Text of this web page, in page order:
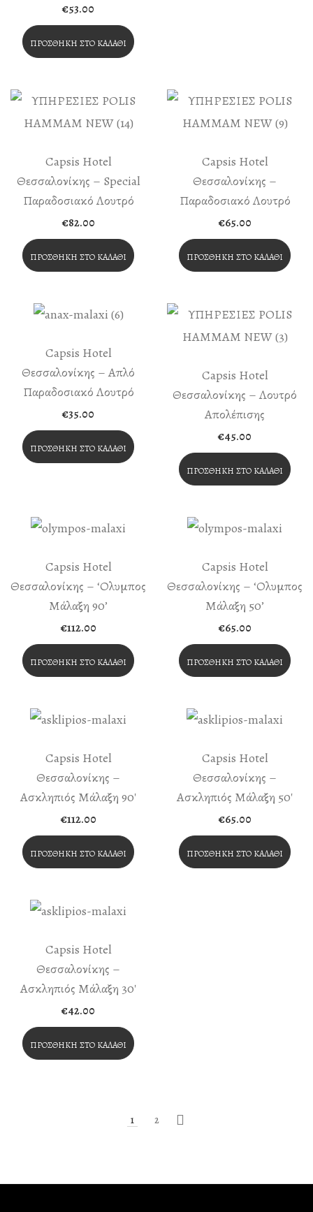
€53.00
ΠΡΟΣΘΉΚΗ ΣΤΟ ΚΑΛΆΘΙ
Capsis Hotel
Θεσσαλονίκης – Special
Παραδοσιακό Λουτρό
€82.00
ΠΡΟΣΘΉΚΗ ΣΤΟ ΚΑΛΆΘΙ
Capsis Hotel
Θεσσαλονίκης –
Παραδοσιακό Λουτρό
€65.00
ΠΡΟΣΘΉΚΗ ΣΤΟ ΚΑΛΆΘΙ
Capsis Hotel
Θεσσαλονίκης – Απλό
Παραδοσιακό Λουτρό
€35.00
ΠΡΟΣΘΉΚΗ ΣΤΟ ΚΑΛΆΘΙ
Capsis Hotel
Θεσσαλονίκης – Λουτρό
Απολέπισης
€45.00
ΠΡΟΣΘΉΚΗ ΣΤΟ ΚΑΛΆΘΙ
Capsis Hotel
Θεσσαλονίκης – ‘Ολυμπος
Μάλαξη 90’
€112.00
ΠΡΟΣΘΉΚΗ ΣΤΟ ΚΑΛΆΘΙ
Capsis Hotel
Θεσσαλονίκης – ‘Ολυμπος
Μάλαξη 50’
€65.00
ΠΡΟΣΘΉΚΗ ΣΤΟ ΚΑΛΆΘΙ
Capsis Hotel
Θεσσαλονίκης –
Ασκληπιός Μάλαξη 90′
€112.00
ΠΡΟΣΘΉΚΗ ΣΤΟ ΚΑΛΆΘΙ
Capsis Hotel
Θεσσαλονίκης –
Ασκληπιός Μάλαξη 50′
€65.00
ΠΡΟΣΘΉΚΗ ΣΤΟ ΚΑΛΆΘΙ
Capsis Hotel
Θεσσαλονίκης –
Ασκληπιός Μάλαξη 30′
€42.00
ΠΡΟΣΘΉΚΗ ΣΤΟ ΚΑΛΆΘΙ
1 2